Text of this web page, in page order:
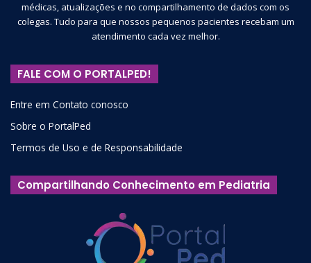
médicas, atualizações e no compartilhamento de dados com os
colegas. Tudo para que nossos pequenos pacientes recebam um
atendimento cada vez melhor.
FALE COM O PORTALPED!
Entre em Contato conosco
Sobre o PortalPed
Termos de Uso e de Responsabilidade
Compartilhando Conhecimento em Pediatria